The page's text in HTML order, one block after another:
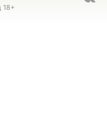
18+